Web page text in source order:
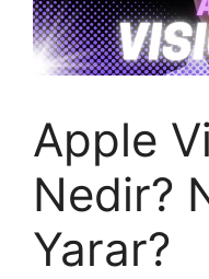
Apple
Nedir?
Yarar?